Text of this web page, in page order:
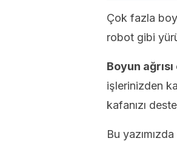
Çok fazla
robot gibi
Boyun
işlerinizden
kafanızı
Bu